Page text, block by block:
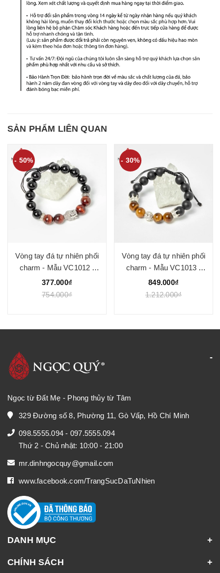
SẢN PHẨM LIÊN QUAN
- 50%
Vòng tay đá tự nhiên phối
charm - Mẫu VC1012 -
Ngọc Quý
377.000₫
754.000₫
- 30%
Vòng tay đá tự nhiên phối
charm - Mẫu VC1013 -
Ngọc Quý
849.000₫
1.212.000₫
Ngọc từ Đất Mẹ - Phong thủy từ Tâm
329 Đường số 8, Phường 11, Gò Vấp, Hồ Chí Minh
098.5555.094 - 097.5555.094
Thứ 2 - Chủ nhật: 10:00 - 21:00
mr.dinhngocquy@gmail.com
www.facebook.com/TrangSucDaTuNhien
DANH MỤC
CHÍNH SÁCH